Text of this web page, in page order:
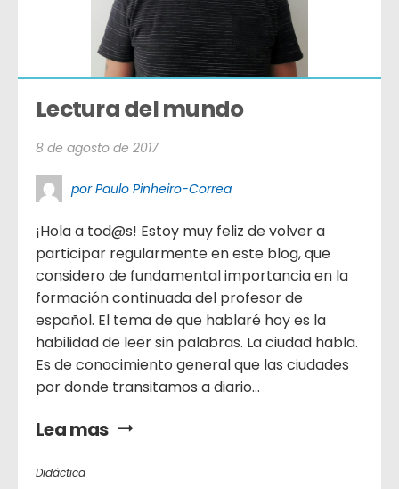
Lectura del mundo
8 de agosto de 2017
por Paulo Pinheiro-Correa
¡Hola a tod@s! Estoy muy feliz de volver a
participar regularmente en este blog, que
considero de fundamental importancia en la
formación continuada del profesor de
español. El tema de que hablaré hoy es la
habilidad de leer sin palabras. La ciudad habla.
Es de conocimiento general que las ciudades
por donde transitamos a diario...
Lea mas
Didáctica